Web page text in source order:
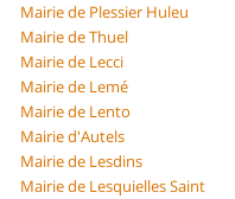
Mairie de Plessier Huleu
Mairie de Thuel
Mairie de Lecci
Mairie de Lemé
Mairie de Lento
Mairie d'Autels
Mairie de Lesdins
Mairie de Lesquielles Saint